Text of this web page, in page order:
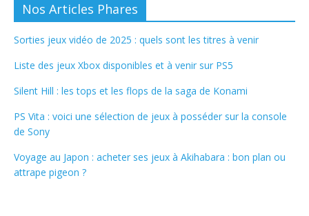
Nos Articles Phares
Sorties jeux vidéo de 2025 : quels sont les titres à venir
Liste des jeux Xbox disponibles et à venir sur PS5
Silent Hill : les tops et les flops de la saga de Konami
PS Vita : voici une sélection de jeux à posséder sur la console
de Sony
Voyage au Japon : acheter ses jeux à Akihabara : bon plan ou
attrape pigeon ?